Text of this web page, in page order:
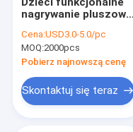
nagrywanie pluszowa
Cena:USD3.0-5.0/pc
MOQ:2000pcs
Pobierz najnowszą cenę
Skontaktuj się teraz